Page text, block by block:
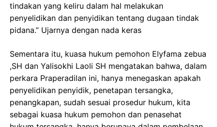
tindakan yang keliru dalam hal melakukan
penyelidikan dan penyidikan tentang dugaan tindak
pidana.” Ujarnya dengan nada keras
Sementara itu, kuasa hukum pemohon Elyfama zebua
,SH dan Yalisokhi Laoli SH mengatakan bahwa, dalam
perkara Praperadilan ini, hanya menegaskan apakah
penyelidikan penyidik, penetapan tersangka,
penangkapan, sudah sesuai prosedur hukum, kita
sebagai kuasa hukum pemohon dan penasehat